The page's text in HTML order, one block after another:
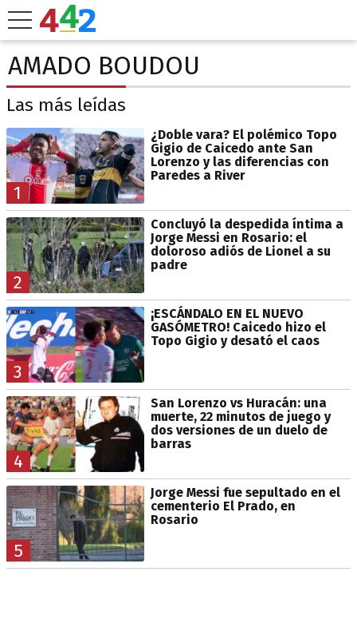
AMADO BOUDOU
Las más leídas
1
¿Doble vara? El polémico Topo
Gigio de Caicedo ante San
Lorenzo y las diferencias con
Paredes a River
2
Concluyó la despedida íntima a
Jorge Messi en Rosario: el
doloroso adiós de Lionel a su
padre
3
¡ESCÁNDALO EN EL NUEVO
GASÓMETRO! Caicedo hizo el
Topo Gigio y desató el caos
4
San Lorenzo vs Huracán: una
muerte, 22 minutos de juego y
dos versiones de un duelo de
barras
5
Jorge Messi fue sepultado en el
cementerio El Prado, en
Rosario